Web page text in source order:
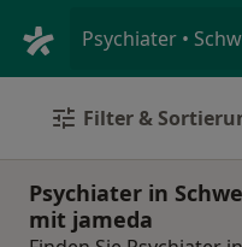
Psychiater •
Filter &
Psychiater in
mit jameda